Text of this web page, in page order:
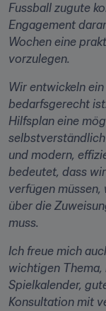
Fussball zugute
Engagement
Wochen eine
vorzulegen.
Wir entwickeln
bedarfsgerecht
Hilfsplan eine
und modern,
bedeutet, dass
verfügen
über die
muss.
Ich freue mich
wichtigen
Spielkalender,
Konsultation mit